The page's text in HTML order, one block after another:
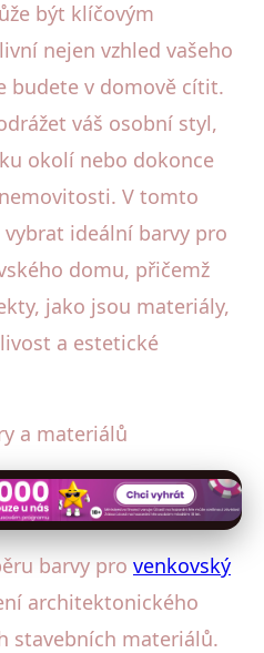
být klíčovým
nejen vzhled vašeho
budete v domově cítit.
váš osobní styl,
okolí nebo dokonce
V tomto
ideální barvy pro
domu, přičemž
jako jsou materiály,
a estetické
a materiálů
barvy pro venkovský
architektonického
stavebních materiálů.